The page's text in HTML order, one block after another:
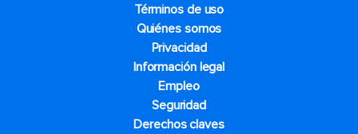
Términos de uso
Quiénes somos
Privacidad
Información legal
Empleo
Seguridad
Derechos claves